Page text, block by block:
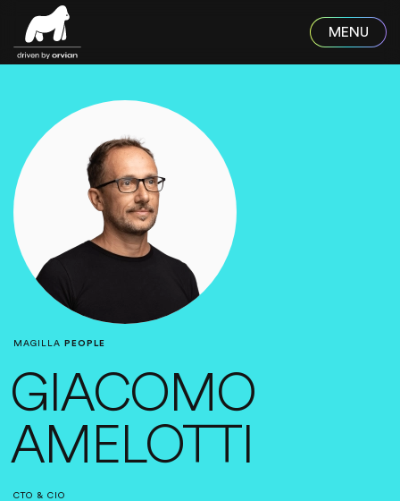
Skip to main content
MAGILLA PEOPLE
GIACOMO
AMELOTTI
CTO & CIO